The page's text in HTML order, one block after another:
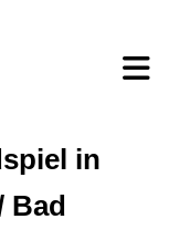
in
Bad